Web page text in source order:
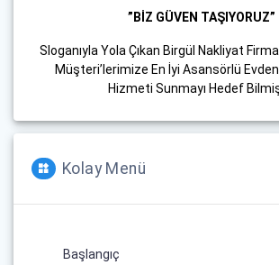
”BİZ GÜVEN TAŞIYORUZ”
Sloganıyla Yola Çıkan Birgül Nakliyat
Müşteri’lerimize En İyi Asansörlü
Hizmeti Sunmayı Hedef
Kolay Menü
Başlangıç